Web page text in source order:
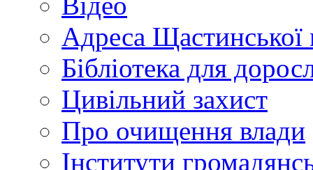
Адреса Щастинської
Бібліотека для
Цивільний захист
Про очищення влади
Інститути